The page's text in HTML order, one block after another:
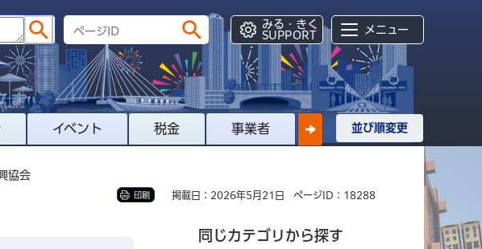
みる・きく
SUPPORT
メニュー
イベント 税金 事業者 並び順変更
協会
印刷 掲載日：2026年5月21日 ページID：18288
同じカテゴリから探す